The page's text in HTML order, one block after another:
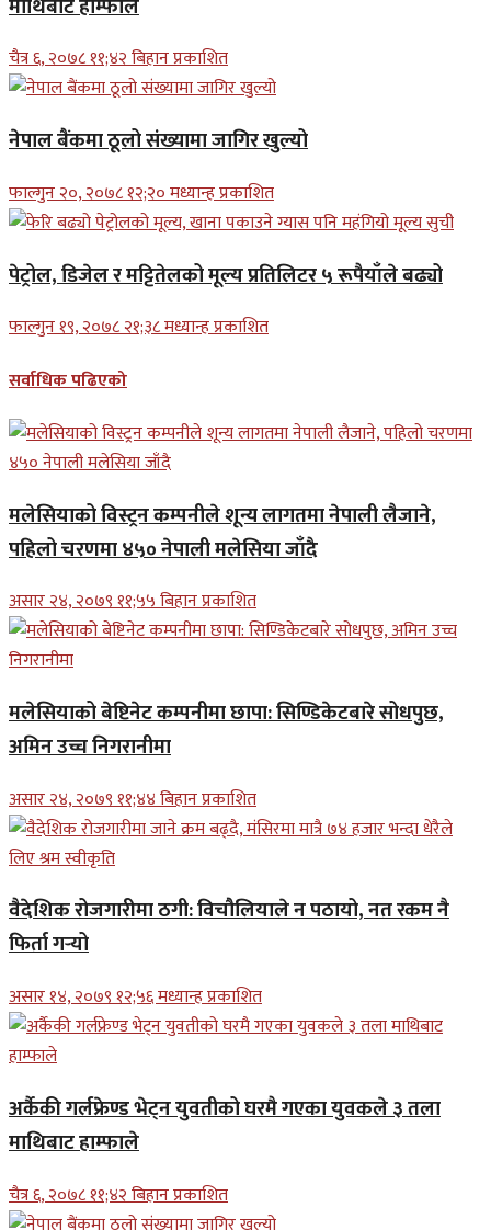
चैत्र ६, २०७८ ११;४२ बिहान प्रकाशित
नेपाल बैंकमा ठूलो संख्यामा जागिर खुल्यो
फाल्गुन २०, २०७८ १२;२० मध्यान्ह प्रकाशित
पेट्रोल, डिजेल र मट्टितेलको मूल्य प्रतिलिटर ५ रूपैयाँले बढ्यो
फाल्गुन १९, २०७८ २१;३८ मध्यान्ह प्रकाशित
सर्वाधिक पढिएको
मलेसियाको विस्ट्रन कम्पनीले शून्य लागतमा नेपाली लैजाने,
पहिलो चरणमा ४५० नेपाली मलेसिया जाँदै
असार २४, २०७९ ११;५५ बिहान प्रकाशित
मलेसियाको बेष्टिनेट कम्पनीमा छापा: सिण्डिकेटबारे सोधपुछ,
अमिन उच्च निगरानीमा
असार २४, २०७९ ११;४४ बिहान प्रकाशित
वैदेशिक रोजगारीमा ठगी: विचौलियाले न पठायो, नत रकम नै
फिर्ता गर्‍यो
असार १४, २०७९ १२;५६ मध्यान्ह प्रकाशित
अर्कैकी गर्लफ्रेण्ड भेट्न युवतीको घरमै गएका युवकले ३ तला
माथिबाट हाम्फाले
चैत्र ६, २०७८ ११;४२ बिहान प्रकाशित